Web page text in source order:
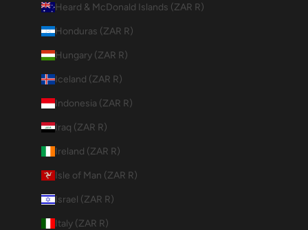
Heard & McDonald Islands (ZAR R)
Honduras (ZAR R)
Hungary (ZAR R)
Iceland (ZAR R)
Indonesia (ZAR R)
Iraq (ZAR R)
Ireland (ZAR R)
Isle of Man (ZAR R)
Israel (ZAR R)
Italy (ZAR R)